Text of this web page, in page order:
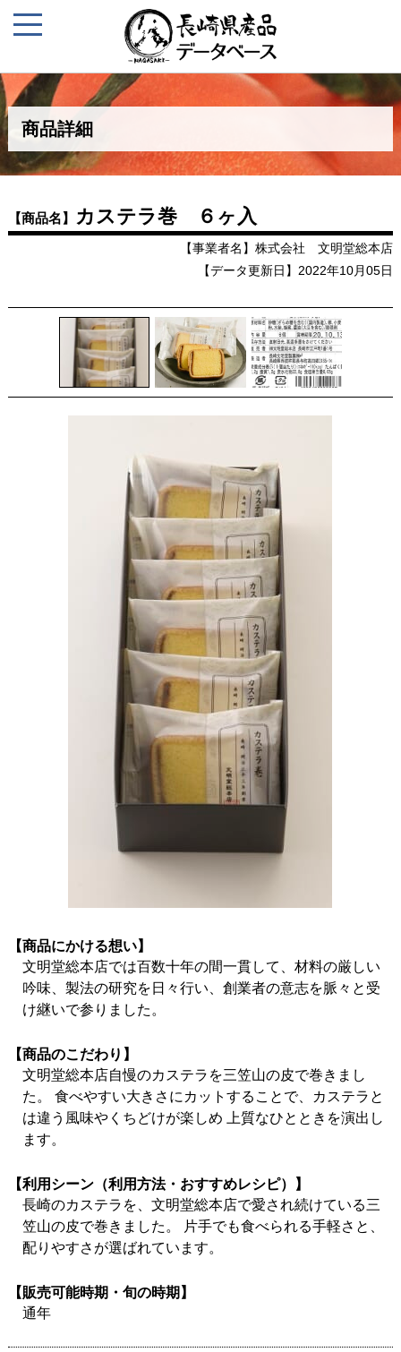
商品詳細
【商品名】 カステラ巻 ６ヶ入
【事業者名】株式会社 文明堂総本店
【データ更新日】2022年10月05日
【商品にかける想い】
文明堂総本店では百数十年の間一貫して、材料の厳しい
吟味、製法の研究を日々行い、創業者の意志を脈々と受
け継いで参りました。
【商品のこだわり】
文明堂総本店自慢のカステラを三笠山の皮で巻きまし
た。 食べやすい大きさにカットすることで、カステラと
は違う風味やくちどけが楽しめ 上質なひとときを演出し
ます。
【利用シーン（利用方法・おすすめレシピ）】
長崎のカステラを、文明堂総本店で愛され続けている三
笠山の皮で巻きました。 片手でも食べられる手軽さと、
配りやすさが選ばれています。
【販売可能時期・旬の時期】
通年